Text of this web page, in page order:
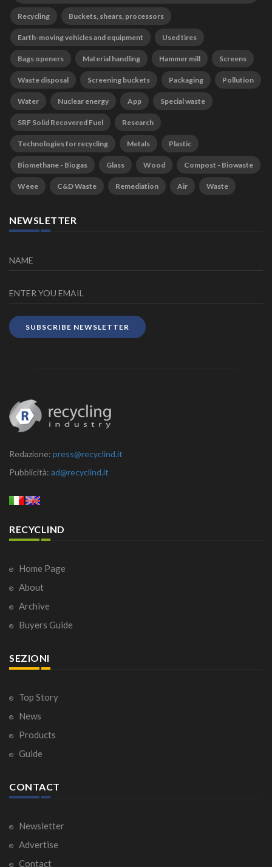
Recycling Buckets, shears, processors
Earth-moving vehicles and equipment Used tires
Bags openers Material handling Hammer mill Screens
Waste disposal Screening buckets Packaging Pollution
Water Nuclear energy App Special waste
SRF Solid Recovered Fuel Research
Technologies for recycling Metals Plastic
Biomethane - Biogas Glass Wood Compost - Biowaste
Weee C&D Waste Remediation Air Waste
NEWSLETTER
SUBSCRIBE NEWSLETTER
Redazione: press@recyclind.it
Pubblicità: ad@recyclind.it
RECYCLIND
Home Page
About
Archive
Buyers Guide
SEZIONI
Top Story
News
Products
Guide
CONTACT
Newsletter
Advertise
Contact